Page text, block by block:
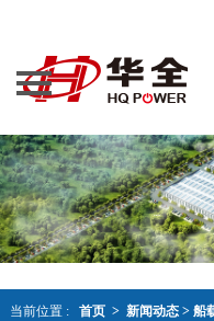
网站首页
产品大全
案例资讯
新闻动态
荣誉资质
关于华全
当前位置 : 首页 > 新闻动态> 船